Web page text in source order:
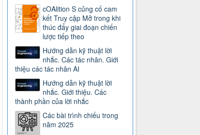
cOAlition S củng cố cam
kết Truy cập Mở trong khi
thúc đẩy giai đoạn chiến
lược tiếp theo
Hướng dẫn kỹ thuật lời
nhắc. Các tác nhân. Giới
thiệu các tác nhân AI
Hướng dẫn kỹ thuật lời
nhắc. Giới thiệu. Các
thành phần của lời nhắc
Các bài trình chiếu trong
năm 2025